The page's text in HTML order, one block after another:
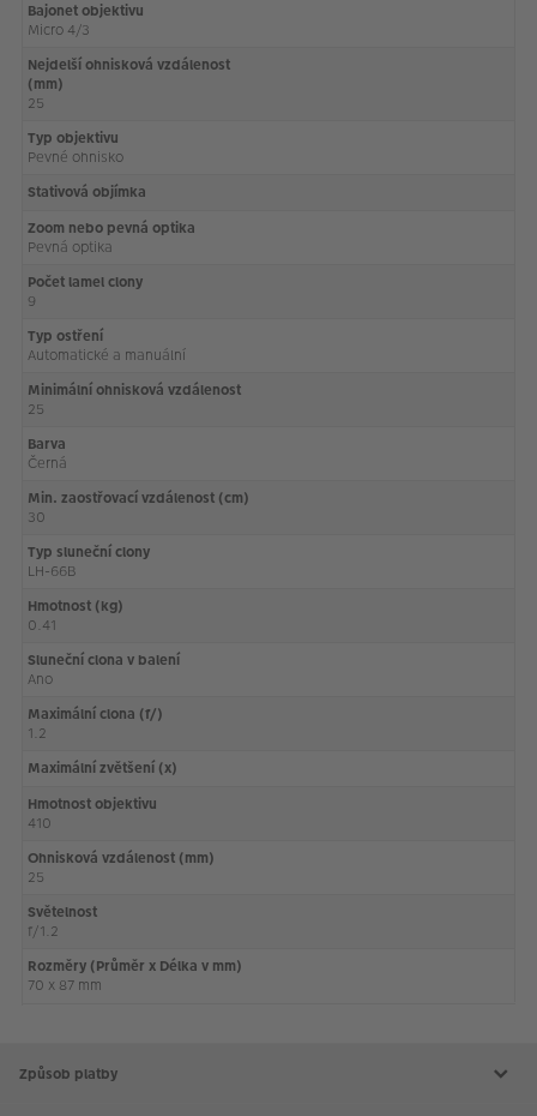
Bajonet objektivu
Micro 4/3
Nejdelší ohnisková vzdálenost
(mm)
25
Typ objektivu
Pevné ohnisko
Stativová objímka
Zoom nebo pevná optika
Pevná optika
Počet lamel clony
9
Typ ostření
Automatické a manuální
Minimální ohnisková vzdálenost
25
Barva
Černá
Min. zaostřovací vzdálenost (cm)
30
Typ sluneční clony
LH-66B
Hmotnost (kg)
0.41
Sluneční clona v balení
Ano
Maximální clona (f/)
1.2
Maximální zvětšení (x)
Hmotnost objektivu
410
Ohnisková vzdálenost (mm)
25
Světelnost
f/1.2
Rozměry (Průměr x Délka v mm)
70 x 87 mm
Způsob platby